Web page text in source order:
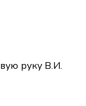
руку В.И.